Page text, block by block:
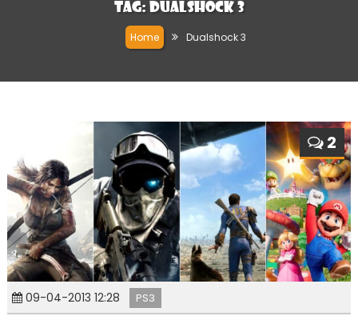
Tag: Dualshock 3
Home Dualshock 3
2
09-04-2013 12:28 PS3